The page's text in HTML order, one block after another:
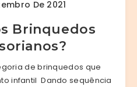
De 2021
Brinquedos
de brinquedos que
infantil Dando sequência